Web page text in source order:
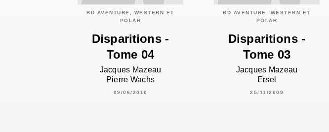
BD AVENTURE, WESTERN ET
POLAR
Disparitions -
Tome 04
Jacques Mazeau
Pierre Wachs
09/06/2010
BD AVENTURE, WESTERN ET
POLAR
Disparitions -
Tome 03
Jacques Mazeau
Ersel
25/11/2009